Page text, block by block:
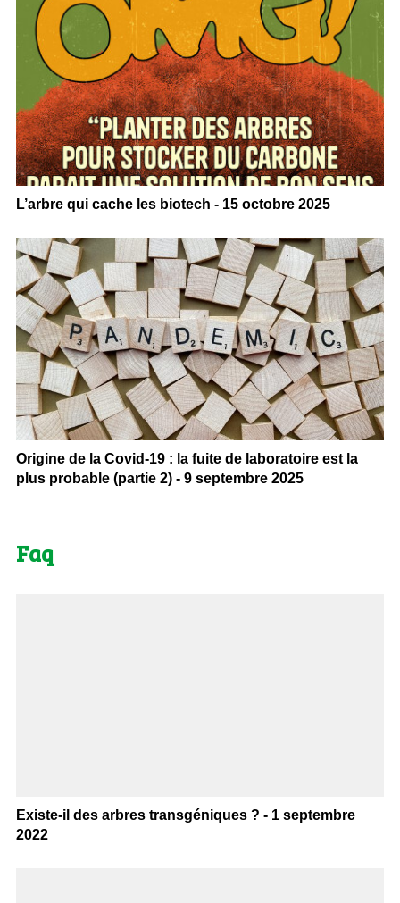
L’arbre qui cache les biotech - 15 octobre 2025
Origine de la Covid-19 : la fuite de laboratoire est la
plus probable (partie 2) - 9 septembre 2025
Faq
Existe-il des arbres transgéniques ? - 1 septembre
2022